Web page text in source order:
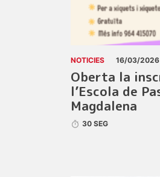
NOTICIES 16/03/2026
Oberta la
l’Escola de
Magdalena
30 SEG